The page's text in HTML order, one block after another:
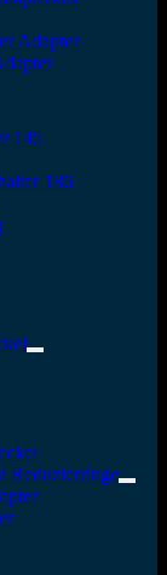
Adapter
145
186
Reduzierringe